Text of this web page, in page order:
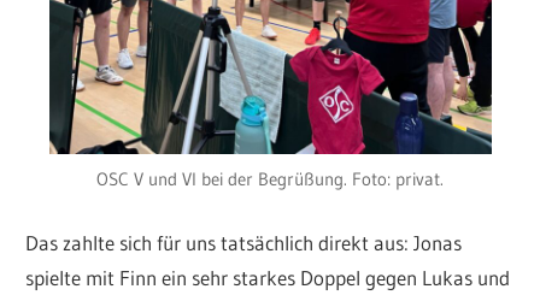
OSC V und VI bei der Begrüßung. Foto: privat.
Das zahlte sich für uns tatsächlich direkt aus: Jonas
spielte mit Finn ein sehr starkes Doppel gegen Lukas und